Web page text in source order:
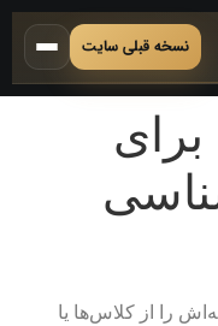
نسخه قبلی سایت
برای
را از کلاس‌ها یا